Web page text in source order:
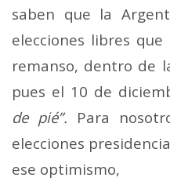
saben que la
elecciones libres
remanso, dentro de
pues el 10 de
de pié”. Para
elecciones
ese optimismo,